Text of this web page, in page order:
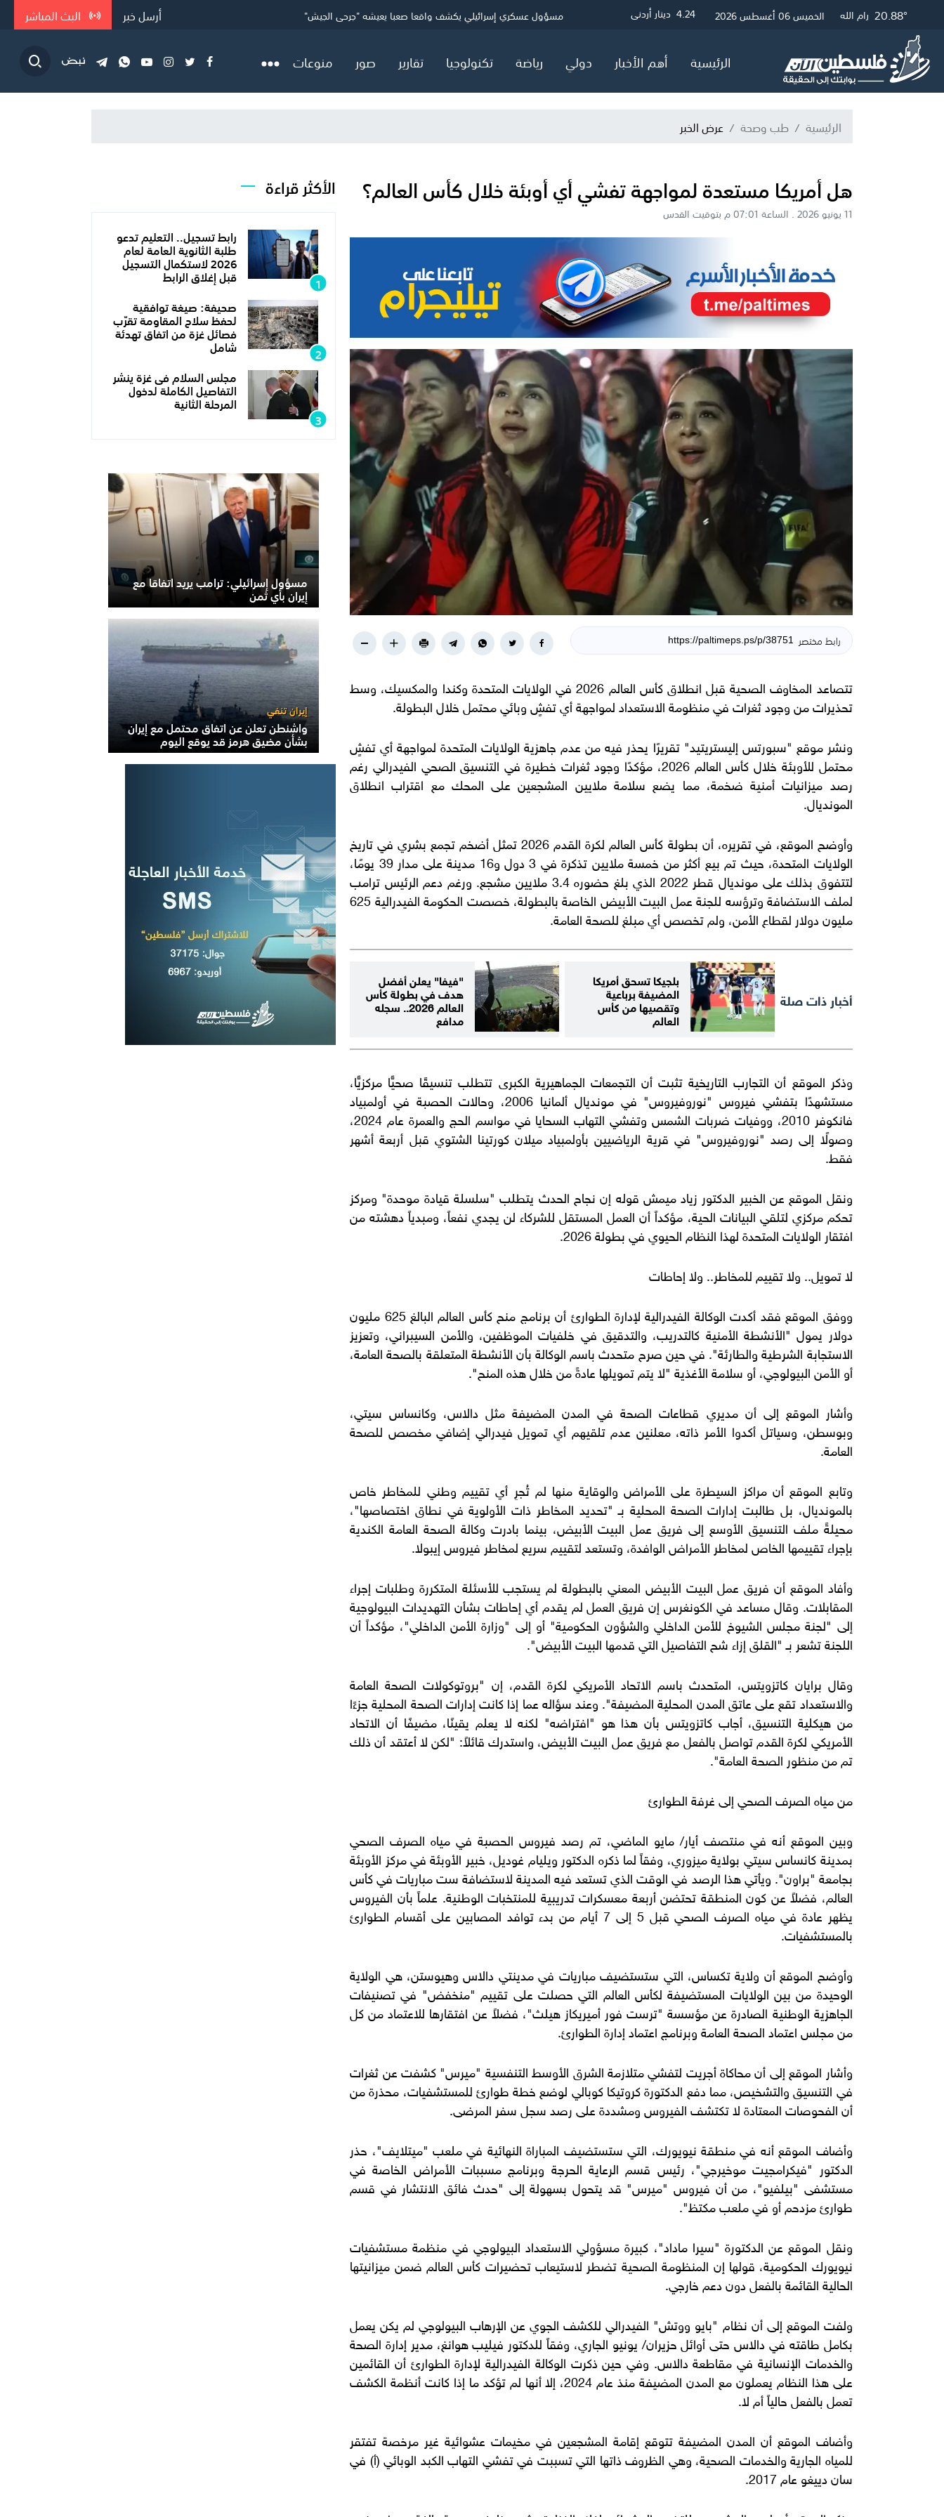
26.72° غزة 21.12° القدس 20.88° رام الله 19.42° الخليل الخميس 06 أغسطس 2026 3 دولار أمريكي4.05 جنيه إسترليني 4.24 دينار أردني 0.06 جنيه مصري بعد الأزمة.. إنفانتينو يعقد اجتماعا طارئا مع كبار مسؤولي "الفيفا" في ا...
الاحتلال يفرج عن 24 أسيرًا من غزة
مسؤول عسكري إسرائيلي يكشف واقعا صعبا يعيشه "جرحى الجيش"
مقتل جنديين إسرائيليين جنوب لبنان.. وجيش الاحتلال يبدأ هجوما مكثفا أرسل خبر البث المباشر
الرئيسية أهم الأخبار دولي رياضة تكنولوجيا تقارير صور منوعات
الرئيسية طب وصحة عرض الخبر
هل أمريكا مستعدة لمواجهة تفشي أي أوبئة خلال كأس العالم؟
11 يونيو 2026 . الساعة 07:01 م بتوقيت القدس
رابط مختصر
تتصاعد المخاوف الصحية قبل انطلاق كأس العالم 2026 في الولايات المتحدة وكندا والمكسيك، وسط
تحذيرات من وجود ثغرات في منظومة الاستعداد لمواجهة أي تفشٍ وبائي محتمل خلال البطولة.
ونشر موقع "سبورتس إليستريتيد" تقريرًا يحذر فيه من عدم جاهزية الولايات المتحدة لمواجهة أي تفشٍ
محتمل للأوبئة خلال كأس العالم 2026، مؤكدًا وجود ثغرات خطيرة في التنسيق الصحي الفيدرالي رغم
رصد ميزانيات أمنية ضخمة، مما يضع سلامة ملايين المشجعين على المحك مع اقتراب انطلاق
المونديال.
وأوضح الموقع، في تقريره، أن بطولة كأس العالم لكرة القدم 2026 تمثل أضخم تجمع بشري في تاريخ
الولايات المتحدة، حيث تم بيع أكثر من خمسة ملايين تذكرة في 3 دول و16 مدينة على مدار 39 يومًا،
لتتفوق بذلك على مونديال قطر 2022 الذي بلغ حضوره 3.4 ملايين مشجع. ورغم دعم الرئيس ترامب
لملف الاستضافة وترؤسه للجنة عمل البيت الأبيض الخاصة بالبطولة، خصصت الحكومة الفيدرالية 625
مليون دولار لقطاع الأمن، ولم تخصص أي مبلغ للصحة العامة.
أخبار ذات صلة
بلجيكا تسحق أمريكا
المضيفة برباعية
وتقصيها من كأس
العالم
"فيفا" يعلن أفضل
هدف في بطولة كأس
العالم 2026.. سجله
مدافع
وذكر الموقع أن التجارب التاريخية تثبت أن التجمعات الجماهيرية الكبرى تتطلب تنسيقًا صحيًّا مركزيًّا،
مستشهدًا بتفشي فيروس "نوروفيروس" في مونديال ألمانيا 2006، وحالات الحصبة في أولمبياد
فانكوفر 2010، ووفيات ضربات الشمس وتفشي التهاب السحايا في مواسم الحج والعمرة عام 2024،
وصولًا إلى رصد "نوروفيروس" في قرية الرياضيين بأولمبياد ميلان كورتينا الشتوي قبل أربعة أشهر
فقط.
ونقل الموقع عن الخبير الدكتور زياد ميمش قوله إن نجاح الحدث يتطلب "سلسلة قيادة موحدة" ومركز
تحكم مركزي لتلقي البيانات الحية، مؤكداً أن العمل المستقل للشركاء لن يجدي نفعاً، ومبدياً دهشته من
افتقار الولايات المتحدة لهذا النظام الحيوي في بطولة 2026.
لا تمويل.. ولا تقييم للمخاطر.. ولا إحاطات
ووفق الموقع فقد أكدت الوكالة الفيدرالية لإدارة الطوارئ أن برنامج منح كأس العالم البالغ 625 مليون
دولار يمول "الأنشطة الأمنية كالتدريب، والتدقيق في خلفيات الموظفين، والأمن السيبراني، وتعزيز
الاستجابة الشرطية والطارئة". في حين صرح متحدث باسم الوكالة بأن الأنشطة المتعلقة بالصحة العامة،
أو الأمن البيولوجي، أو سلامة الأغذية "لا يتم تمويلها عادةً من خلال هذه المنح".
وأشار الموقع إلى أن مديري قطاعات الصحة في المدن المضيفة مثل دالاس، وكانساس سيتي،
وبوسطن، وسياتل أكدوا الأمر ذاته، معلنين عدم تلقيهم أي تمويل فيدرالي إضافي مخصص للصحة
العامة.
وتابع الموقع أن مراكز السيطرة على الأمراض والوقاية منها لم تُجرِ أي تقييم وطني للمخاطر خاص
بالمونديال، بل طالبت إدارات الصحة المحلية بـ "تحديد المخاطر ذات الأولوية في نطاق اختصاصها"،
محيلةً ملف التنسيق الأوسع إلى فريق عمل البيت الأبيض، بينما بادرت وكالة الصحة العامة الكندية
بإجراء تقييمها الخاص لمخاطر الأمراض الوافدة، وتستعد لتقييم سريع لمخاطر فيروس إيبولا.
وأفاد الموقع أن فريق عمل البيت الأبيض المعني بالبطولة لم يستجب للأسئلة المتكررة وطلبات إجراء
المقابلات. وقال مساعد في الكونغرس إن فريق العمل لم يقدم أي إحاطات بشأن التهديدات البيولوجية
إلى "لجنة مجلس الشيوخ للأمن الداخلي والشؤون الحكومية" أو إلى "وزارة الأمن الداخلي"، مؤكداً أن
اللجنة تشعر بـ "القلق إزاء شح التفاصيل التي قدمها البيت الأبيض".
وقال برايان كاتزويتس، المتحدث باسم الاتحاد الأمريكي لكرة القدم، إن "بروتوكولات الصحة العامة
والاستعداد تقع على عاتق المدن المحلية المضيفة". وعند سؤاله عما إذا كانت إدارات الصحة المحلية جزءًا
من هيكلية التنسيق، أجاب كاتزويتس بأن هذا هو "افتراضه" لكنه لا يعلم يقينًا، مضيفًا أن الاتحاد
الأمريكي لكرة القدم تواصل بالفعل مع فريق عمل البيت الأبيض، واستدرك قائلاً: "لكن لا أعتقد أن ذلك
تم من منظور الصحة العامة".
من مياه الصرف الصحي إلى غرفة الطوارئ
وبين الموقع أنه في منتصف أيار/ مايو الماضي، تم رصد فيروس الحصبة في مياه الصرف الصحي
بمدينة كانساس سيتي بولاية ميزوري، وفقاً لما ذكره الدكتور ويليام غوديل، خبير الأوبئة في مركز الأوبئة
بجامعة "براون". ويأتي هذا الرصد في الوقت الذي تستعد فيه المدينة لاستضافة ست مباريات في كأس
العالم، فضلاً عن كون المنطقة تحتضن أربعة معسكرات تدريبية للمنتخبات الوطنية. علماً بأن الفيروس
يظهر عادة في مياه الصرف الصحي قبل 5 إلى 7 أيام من بدء توافد المصابين على أقسام الطوارئ
بالمستشفيات.
وأوضح الموقع أن ولاية تكساس، التي ستستضيف مباريات في مدينتي دالاس وهيوستن، هي الولاية
الوحيدة من بين الولايات المستضيفة لكأس العالم التي حصلت على تقييم "منخفض" في تصنيفات
الجاهزية الوطنية الصادرة عن مؤسسة "ترست فور أميريكاز هيلث"، فضلاً عن افتقارها للاعتماد من كل
من مجلس اعتماد الصحة العامة وبرنامج اعتماد إدارة الطوارئ.
وأشار الموقع إلى أن محاكاة أجريت لتفشي متلازمة الشرق الأوسط التنفسية "ميرس" كشفت عن ثغرات
في التنسيق والتشخيص، مما دفع الدكتورة كروتيكا كوبالي لوضع خطة طوارئ للمستشفيات، محذرة من
أن الفحوصات المعتادة لا تكتشف الفيروس ومشددة على رصد سجل سفر المرضى.
وأضاف الموقع أنه في منطقة نيويورك، التي ستستضيف المباراة النهائية في ملعب "ميتلايف"، حذر
الدكتور "فيكرامجيت موخيرجي"، رئيس قسم الرعاية الحرجة وبرنامج مسببات الأمراض الخاصة في
مستشفى "بيلفيو"، من أن فيروس "ميرس" قد يتحول بسهولة إلى "حدث فائق الانتشار في قسم
طوارئ مزدحم أو في ملعب مكتظ".
ونقل الموقع عن الدكتورة "سيرا ماداد"، كبيرة مسؤولي الاستعداد البيولوجي في منظمة مستشفيات
نيويورك الحكومية، قولها إن المنظومة الصحية تضطر لاستيعاب تحضيرات كأس العالم ضمن ميزانيتها
الحالية القائمة بالفعل دون دعم خارجي.
ولفت الموقع إلى أن نظام "بايو ووتش" الفيدرالي للكشف الجوي عن الإرهاب البيولوجي لم يكن يعمل
بكامل طاقته في دالاس حتى أوائل حزيران/ يونيو الجاري، وفقاً للدكتور فيليب هوانغ، مدير إدارة الصحة
والخدمات الإنسانية في مقاطعة دالاس. وفي حين ذكرت الوكالة الفيدرالية لإدارة الطوارئ أن القائمين
على هذا النظام يعملون مع المدن المضيفة منذ عام 2024، إلا أنها لم تؤكد ما إذا كانت أنظمة الكشف
تعمل بالفعل حالياً أم لا.
وأضاف الموقع أن المدن المضيفة تتوقع إقامة المشجعين في مخيمات عشوائية غير مرخصة تفتقر
للمياه الجارية والخدمات الصحية، وهي الظروف ذاتها التي تسببت في تفشي التهاب الكبد الوبائي (أ) في
سان دييغو عام 2017.
الأكثر قراءة
رابط تسجيل.. التعليم تدعو
طلبة الثانوية العامة لعام
2026 لاستكمال التسجيل
قبل إغلاق الرابط
صحيفة: صيغة توافقية
لحفظ سلاح المقاومة تقرّب
فصائل غزة من اتفاق تهدئة
شامل
مجلس السلام فى غزة ينشر
التفاصيل الكاملة لدخول
المرحلة الثانية
مسؤول إسرائيلي: ترامب يريد اتفاقا مع
إيران بأي ثمن
إيران تنفي
واشنطن تعلن عن اتفاق محتمل مع إيران
بشأن مضيق هرمز قد يوقع اليوم